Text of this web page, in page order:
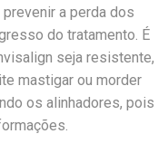
a perda dos
do tratamento. É
seja resistente,
mastigar ou morder
os alinhadores, pois